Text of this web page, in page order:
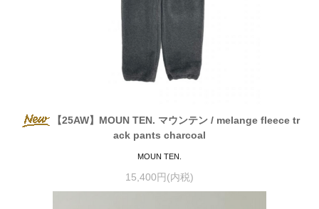
【25AW】MOUN TEN. マウンテン / melange fleece tr
ack pants charcoal
MOUN TEN.
15,400円(内税)